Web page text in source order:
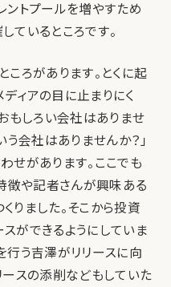
ントプールを増やすため
ているところです。
ころがあります。とくに起
ィアの目に止まりにく
もしろい会社はありませ
う会社はありませんか？」
せがあります。ここでも
徴や記者さんが興味ある
りました。そこから投資
ができるようにしていま
行う吉澤がリリースに向
ースの添削などもしていた